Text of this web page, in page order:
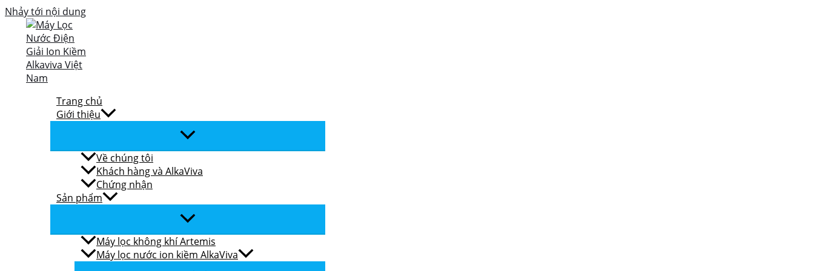
Nhảy tới nội dung
Trang chủ
Giới thiệu
Về chúng tôi
Khách hàng và AlkaViva
Chứng nhận
Sản phẩm
Máy lọc không khí Artemis
Máy lọc nước ion kiềm AlkaViva